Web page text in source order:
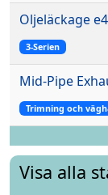
Oljeläckage
3-Serien
Mid-Pipe
Trimning och
Visa alla